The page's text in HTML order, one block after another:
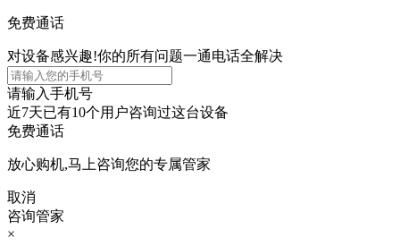
免费通话
对设备感兴趣!你的所有问题一通电话全解决
请输入手机号
近7天已有10个用户咨询过这台设备
免费通话
放心购机,马上咨询您的专属管家
取消
咨询管家
×